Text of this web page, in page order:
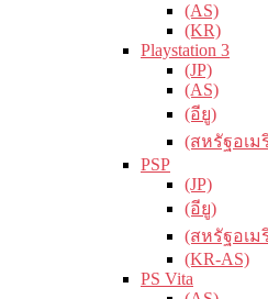
(AS)
(KR)
Playstation 3
(JP)
(AS)
(อียู)
(สหรัฐอเม
PSP
(JP)
(อียู)
(สหรัฐอเม
(KR-AS)
PS Vita